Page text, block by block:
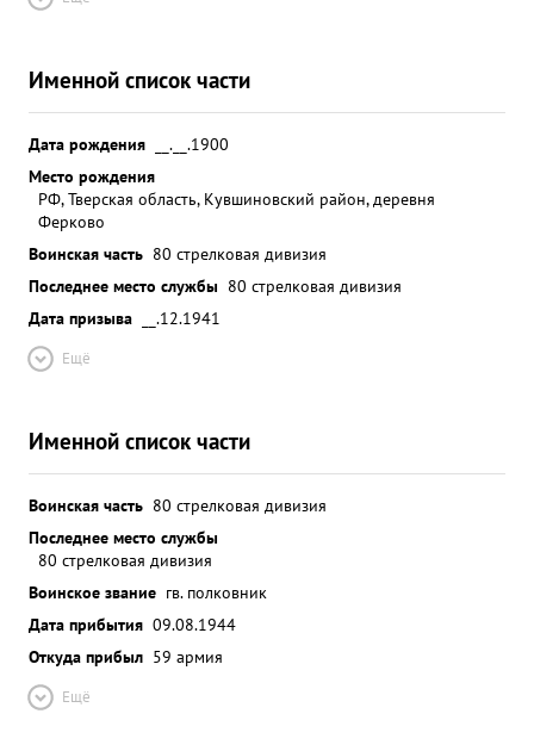
Именной список части
Дата рождения
__.__.1900
Место рождения
РФ, Тверская область, Кувшиновский район, деревня
Ферково
Воинская часть 80 стрелковая дивизия
Последнее место службы 80 стрелковая дивизия
Дата призыва
__.12.1941
Ещё
Именной список части
Воинская часть 80 стрелковая дивизия
Последнее место службы
80 стрелковая дивизия
Воинское звание гв. полковник
Дата прибытия 09.08.1944
Откуда прибыл 59 армия
Ещё